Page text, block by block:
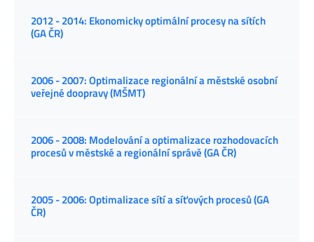
2012 - 2014: Ekonomicky optimální procesy na sítích
(GA ČR)
2006 - 2007: Optimalizace regionální a městské osobní
veřejné doopravy (MŠMT)
2006 - 2008: Modelování a optimalizace rozhodovacích
procesů v městské a regionální správě (GA ČR)
2005 - 2006: Optimalizace sítí a síťových procesů (GA
ČR)